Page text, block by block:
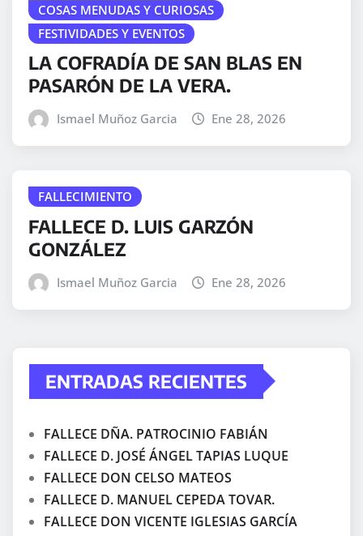
COSAS MENUDAS Y CURIOSAS
FESTIVIDADES Y EVENTOS
LA COFRADÍA DE SAN BLAS EN
PASARÓN DE LA VERA.
Ismael Muñoz Garcia Ene 28, 2026
FALLECIMIENTO
FALLECE D. LUIS GARZÓN
GONZÁLEZ
Ismael Muñoz Garcia Ene 28, 2026
ENTRADAS RECIENTES
FALLECE DÑA. PATROCINIO FABIÁN
FALLECE D. JOSÉ ÁNGEL TAPIAS LUQUE
FALLECE DON CELSO MATEOS
FALLECE D. MANUEL CEPEDA TOVAR.
FALLECE DON VICENTE IGLESIAS GARCÍA